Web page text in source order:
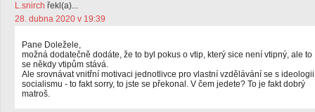
L.snirch řekl(a)...
28. dubna 2020 v 19:39
Pane Doležele,
možná dodatečně dodáte, že to byl pokus o vtip, který sice není vtipný, ale to
se někdy vtipům stává.
Ale srovnávat vnitřní motivaci jednotlivce pro vlastní vzdělávání se s ideologii
socialismu - to fakt sorry, to jste se překonal. V čem jedete? To je fakt dobrý
matroš.